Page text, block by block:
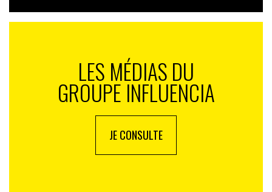
LES MÉDIAS DU
GROUPE INFLUENCIA
JE CONSULTE